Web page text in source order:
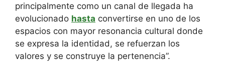
principalmente como un canal de llegada ha
evolucionado hasta convertirse en uno de los
espacios con mayor resonancia cultural donde
se expresa la identidad, se refuerzan los
valores y se construye la pertenencia”.